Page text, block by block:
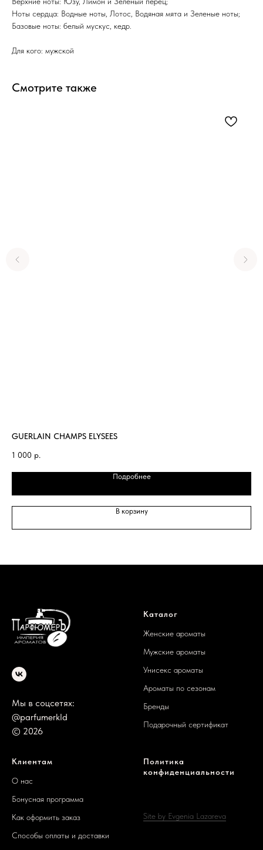
Ноты сердца: Водные ноты, Лотос, Водяная мята и Зеленые ноты;
Базовые ноты: белый мускус, кедр.
Для кого: мужской
Смотрите также
GUERLAIN CHAMPS ELYSEES
1 000 р.
Подробнее
В корзину
Мы в соцсетях:
@parfumerkld
© 2026
Каталог
Женские ароматы
Мужские ароматы
Унисекс ароматы
Ароматы по сезонам
Бренды
Подарочный сертификат
Клиентам
О нас
Бонусная программа
Как оформить заказ
Способы оплаты и доставки
Политика
конфиденциальности
Site by Evgenia Lazareva